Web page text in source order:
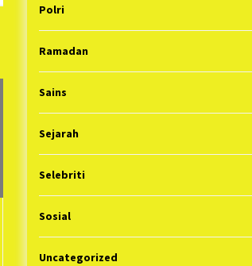
Polri
Ramadan
Sains
Sejarah
Selebriti
Sosial
Uncategorized